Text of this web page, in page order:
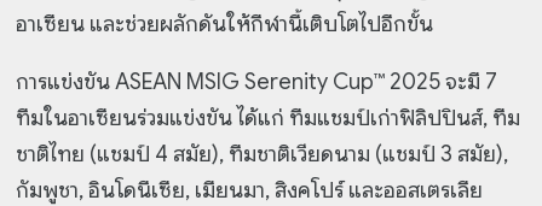
อาเซียน และช่วยผลักดันให้กีฬานี้เติบโตไปอีกขั้น
การแข่งขัน ASEAN MSIG Serenity Cup™ 2025 จะมี 7
ทีมในอาเซียนร่วมแข่งขัน ได้แก่ ทีมแชมป์เก่าฟิลิปปินส์, ทีม
ชาติไทย (แชมป์ 4 สมัย), ทีมชาติเวียดนาม (แชมป์ 3 สมัย),
กัมพูชา, อินโดนีเซีย, เมียนมา, สิงคโปร์ และออสเตรเลีย